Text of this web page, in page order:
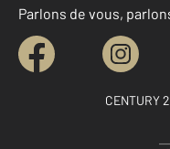
Parlons de vous,
CENTURY